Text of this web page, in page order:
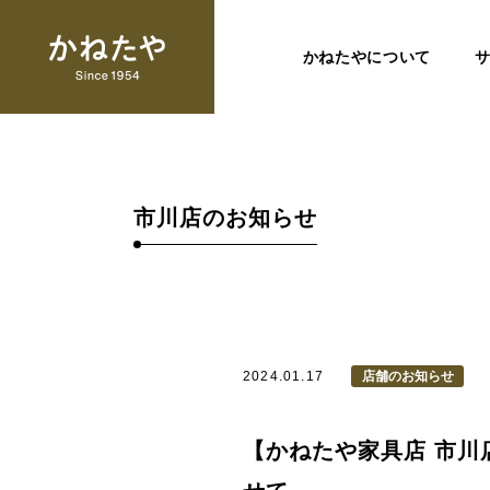
かねたやについて
市川店のお知らせ
2024.01.17 店舗のお知らせ
【かねたや家具店 市